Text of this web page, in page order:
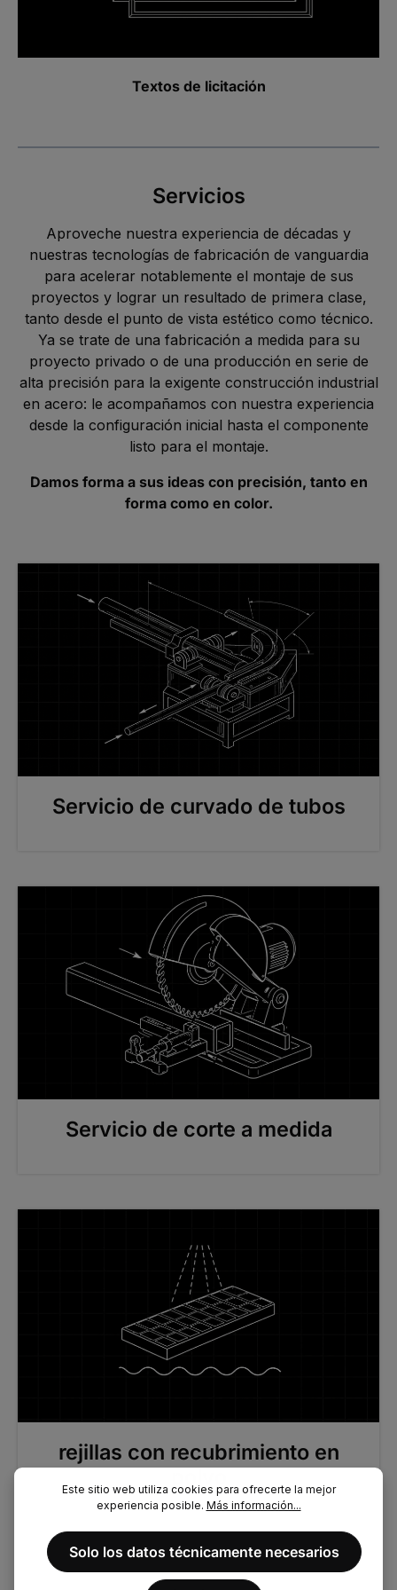
Textos de licitación
Servicios
Aproveche nuestra experiencia de décadas y
nuestras tecnologías de fabricación de vanguardia
para acelerar notablemente el montaje de sus
proyectos y lograr un resultado de primera clase,
tanto desde el punto de vista estético como técnico.
Ya se trate de una fabricación a medida para su
proyecto privado o de una producción en serie de
alta precisión para la exigente construcción industrial
en acero: le acompañamos con nuestra experiencia
desde la configuración inicial hasta el componente
listo para el montaje.
Damos forma a sus ideas con precisión, tanto en
forma como en color.
Servicio de curvado de tubos
Servicio de corte a medida
rejillas con recubrimiento en
Este sitio web utiliza cookies para ofrecerte la mejor
experiencia posible. Más información...
Solo los datos técnicamente necesarios